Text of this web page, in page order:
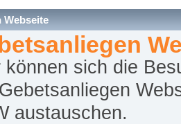
Webseite
können sich die
austauschen.